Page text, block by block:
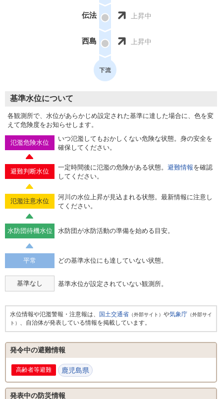
伝法 上昇中
西島 上昇中
基準水位について
各観測所で、水位があらかじめ設定された基準に達した場合に、色を変
えて危険度をお知らせします。
氾濫危険水位
いつ氾濫してもおかしくない危険な状態。身の安全を
確保してください。
避難判断水位
一定時間後に氾濫の危険がある状態。 避難情報を確認
してください。
氾濫注意水位
河川の水位上昇が見込まれる状態。最新情報に注意し
てください。
水防団待機水位 水防団が水防活動の準備を始める目安。
平常 どの基準水位にも達していない状態。
基準なし 基準水位が設定されていない観測所。
水位情報や氾濫警報・注意報は、 国土交通省 （外部サイト） や気象庁 （外部サイ
ト） 、自治体が発表している情報を掲載しています。
発令中の避難情報
高齢者等避難 鹿児島県
発表中の防災情報